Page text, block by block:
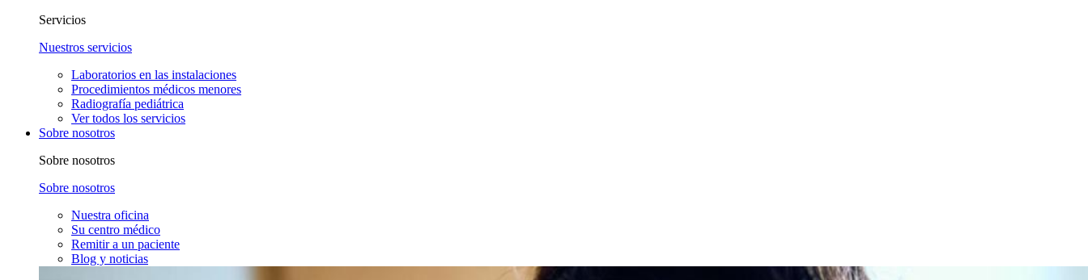
Servicios
Nuestros servicios
Laboratorios en las instalaciones
Procedimientos médicos menores
Radiografía pediátrica
Ver todos los servicios
Sobre nosotros
Sobre nosotros
Sobre nosotros
Nuestra oficina
Su centro médico
Remitir a un paciente
Blog y noticias